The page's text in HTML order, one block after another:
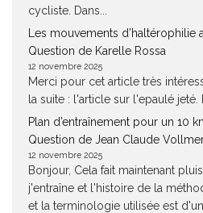
cycliste. Dans...
Les mouvements d’haltérophilie
Question de Karelle Rossa
12 novembre 2025
Merci pour cet article très
la suite : l'article sur l'epaulé jeté.
Plan d’entraînement pour un 10
Question de Jean Claude
12 novembre 2025
Bonjour, Cela fait maintenant
j'entraîne et l'histoire de la
et la terminologie utilisée est